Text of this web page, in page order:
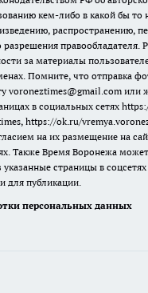
кем-либо в какой бы
распространению,
разрешения правообладателя.
за материалы
Помните, что отправка
voroneztimes@gmail.com или
в социальных сетях
, https://ok.ru/
на их размещение на
Также Время Воронежа
страницы в
для публикации.
персональных данных